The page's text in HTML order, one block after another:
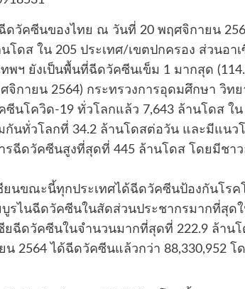
ฉีดวัคซีนของไทย ณ วันที่ 20 พฤศจิกายน
นโดส ใน 205 ประเทศ/เขตปกครอง ส่วนอ
ทพฯ ยังเป็นพื้นที่ฉีดวัคซีนเข็ม 1 มากสุด
จิกายน 2564) กระทรวงการอุดมศึกษา วิท
ซีนโควิด-19 ทั่วโลกแล้ว 7,643 ล้านโดส ใ
กันทั่วโลกที่ 34.2 ล้านโดสต่อวัน และมีแน
รฉีดวัคซีนสูงที่สุดที่ 445 ล้านโดส โดยมีชา
ยนขณะนี้ทุกประเทศได้ฉีดวัคซีนป้องกันโร
บูรไนฉีดวัคซีนในสัดส่วนประชากรมากที่สุด
ยฉีดวัคซีนในจำนวนมากที่สุดที่ 222.9 ล้าน
น 2564 ได้ฉีดวัคซีนแล้วกว่า 88,330,952